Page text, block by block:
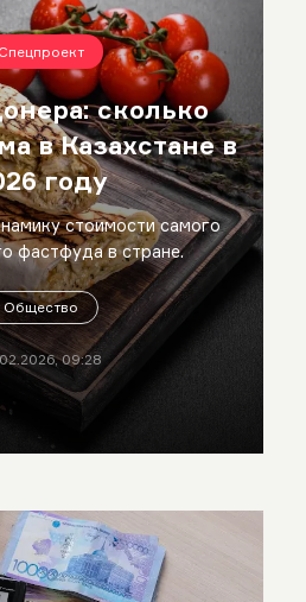
Спецпроект
сколько
в Казахстане в
году
стоимости самого
фастфуда в стране.
Общество
09:28